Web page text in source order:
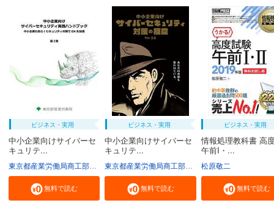
ビジネス・実用
中小企業向けサイバーセ
キュリテ...
東京都産業労働局商工部経営支援課
無料で読む
ビジネス・実用
中小企業向けサイバーセ
キュリテ...
東京都産業労働局商工部経営支援課
無料で読む
ビジネス・実用
情報処理教科書 高
午前I・...
松原敬二
無料で読む